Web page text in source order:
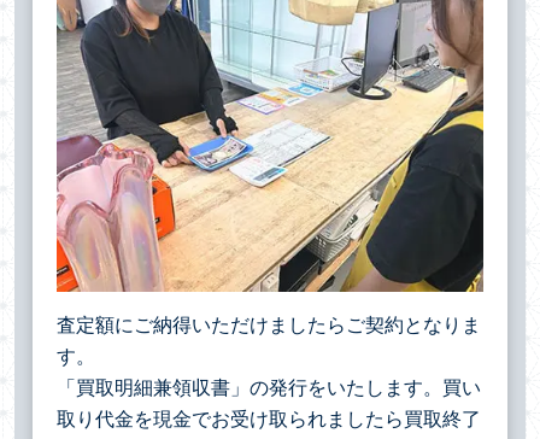
査定額にご納得いただけましたらご契約となりま
す。
「買取明細兼領収書」の発行をいたします。買い
取り代金を現金でお受け取られましたら買取終了